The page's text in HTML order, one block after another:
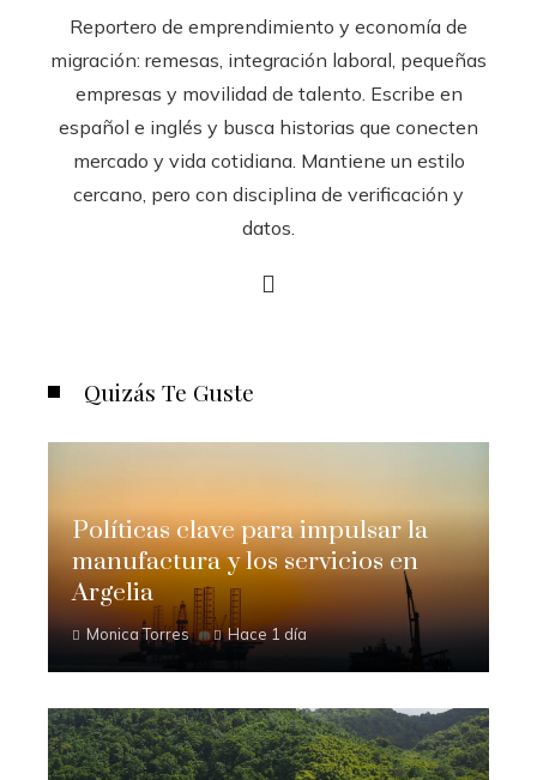
Reportero de emprendimiento y economía de
migración: remesas, integración laboral, pequeñas
empresas y movilidad de talento. Escribe en
español e inglés y busca historias que conecten
mercado y vida cotidiana. Mantiene un estilo
cercano, pero con disciplina de verificación y
datos.
Quizás Te Guste
Políticas clave para impulsar la
manufactura y los servicios en
Argelia
Monica Torres Hace 1 día